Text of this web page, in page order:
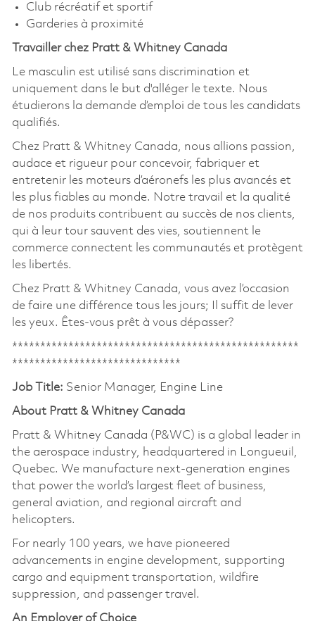
Club récréatif et sportif
Garderies à proximité
Travailler chez Pratt & Whitney Canada
Le masculin est utilisé sans discrimination et
uniquement dans le but d'alléger le texte. Nous
étudierons la demande d’emploi de tous les candidats
qualifiés.
Chez Pratt & Whitney Canada, nous allions passion,
audace et rigueur pour concevoir, fabriquer et
entretenir les moteurs d’aéronefs les plus avancés et
les plus fiables au monde. Notre travail et la qualité
de nos produits contribuent au succès de nos clients,
qui à leur tour sauvent des vies, soutiennent le
commerce connectent les communautés et protègent
les libertés.
Chez Pratt & Whitney Canada, vous avez l’occasion
de faire une différence tous les jours; Il suffit de lever
les yeux. Êtes-vous prêt à vous dépasser?
***************************************************
******************************
Job Title: Senior Manager, Engine Line
About Pratt & Whitney Canada
Pratt & Whitney Canada (P&WC) is a global leader in
the aerospace industry, headquartered in Longueuil,
Quebec. We manufacture next-generation engines
that power the world’s largest fleet of business,
general aviation, and regional aircraft and
helicopters.
For nearly 100 years, we have pioneered
advancements in engine development, supporting
cargo and equipment transportation, wildfire
suppression, and passenger travel.
An Employer of Choice